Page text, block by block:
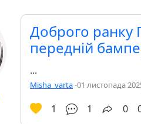
Доброго ранку
передній
...
Misha_varta-01 листопада
1 1 0